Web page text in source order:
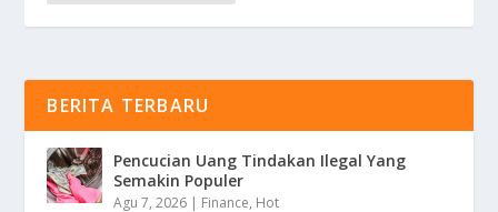
BERITA TERBARU
Pencucian Uang Tindakan Ilegal Yang
Semakin Populer
Agu 7, 2026 | Finance, Hot